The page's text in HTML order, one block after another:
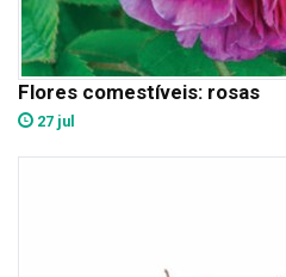
Flores comestíveis: rosas
27 jul